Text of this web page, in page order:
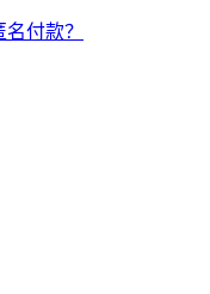
付款？